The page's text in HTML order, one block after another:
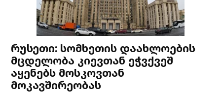
რუსეთი: სომხეთის დაახლოების
მცდელობა კიევთან ეჭვქვეშ
აყენებს მოსკოვთან
მოკავშირეობას